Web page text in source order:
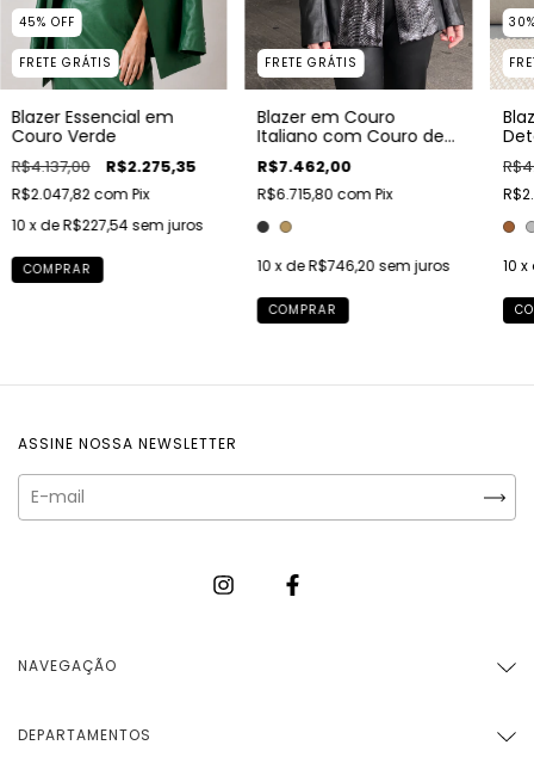
45% OFF
FRETE GRÁTIS
Blazer Essencial em
Couro Verde
R$4.137,00 R$2.275,35
R$2.047,82com Pix
10 x deR$227,54sem juros
COMPRAR
FRETE GRÁTIS
Blazer em Couro
Italiano com Couro de
Python
R$7.462,00
R$6.715,80 com Pix
10 x deR$746,20 sem juros
COMPRAR
30
10 x
ASSINE NOSSA NEWSLETTER
NAVEGAÇÃO
DEPARTAMENTOS